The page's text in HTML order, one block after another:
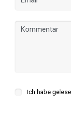
Ich habe
Cookies ändern
verhindern, dass er